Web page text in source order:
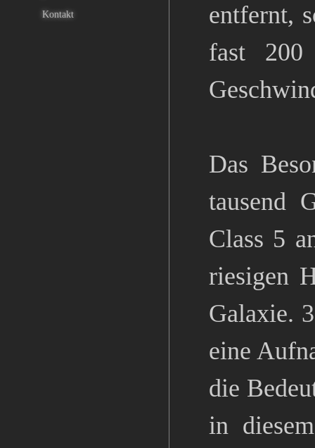
Kontakt
entfernt,
fast
Das
tausend
Class 5
riesigen
Galaxie.
eine
die
in